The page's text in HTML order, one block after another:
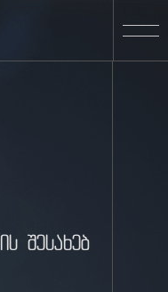
შესახებ